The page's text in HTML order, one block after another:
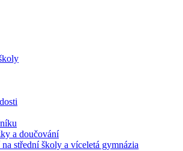
a doučování
střední školy a víceletá gymnázia